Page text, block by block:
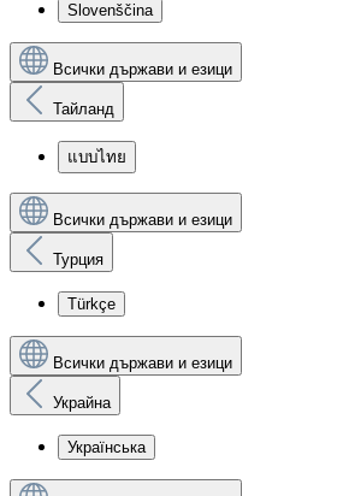
Slovenščina
Всички държави и езици
Тайланд
แบบไทย
Всички държави и езици
Турция
Türkçe
Всички държави и езици
Украйна
Українська